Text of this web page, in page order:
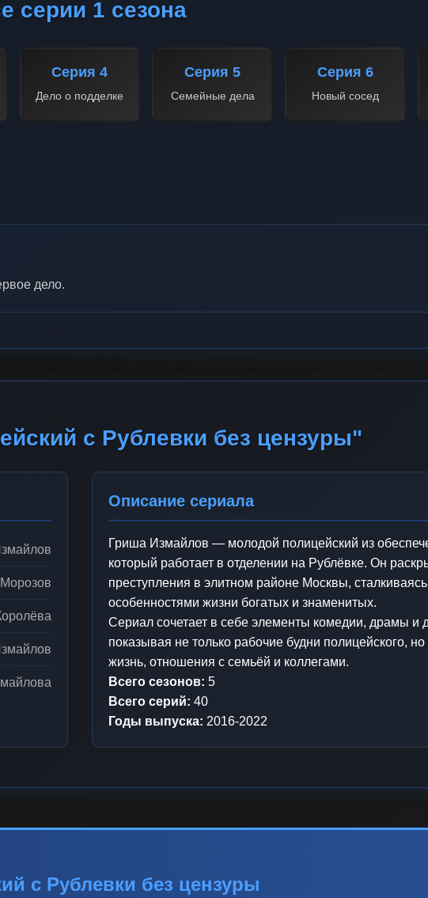
серии 1 сезона
Серия 4
Дело о подделке
Серия 5
Семейные дела
Серия 6
Новый сосед
дело.
с Рублевки без цензуры"
Описание сериала
Гриша Измайлов — молодой полицейский из
который работает в отделении на Рублёвке. Он
преступления в элитном районе Москвы,
особенностями жизни богатых и знаменитых.
Сериал сочетает в себе элементы комедии, драмы и
показывая не только рабочие будни полицейского,
жизнь, отношения с семьёй и коллегами.
Всего сезонов: 5
Всего серий: 40
Годы выпуска: 2016-2022
с Рублевки без цензуры